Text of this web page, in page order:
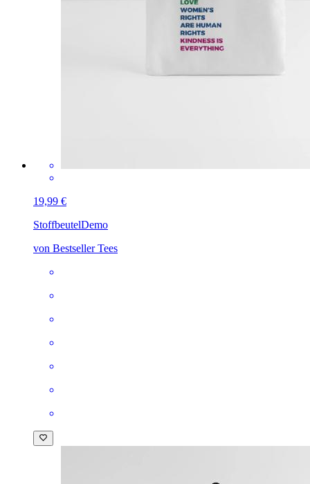
19,99 €
StoffbeutelDemo
von Bestseller Tees